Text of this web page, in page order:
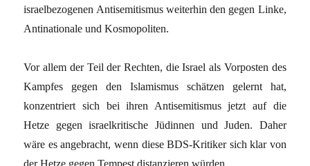
israelbezogenen Antisemitismus weiterhin den gegen Linke,
Antinationale und Kosmopoliten.
Vor allem der Teil der Rechten, die Israel als Vorposten des
Kampfes gegen den Islamismus schätzen gelernt hat,
konzentriert sich bei ihren Antisemitismus jetzt auf die
Hetze gegen israelkritische Jüdinnen und Juden. Daher
wäre es angebracht, wenn diese BDS-Kritiker sich klar von
der Hetze gegen Tempest distanzieren würden.